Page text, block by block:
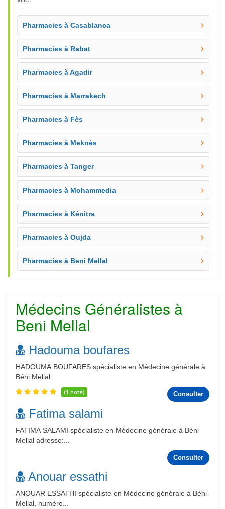
Pharmacies à Casablanca
Pharmacies à Rabat
Pharmacies à Agadir
Pharmacies à Marrakech
Pharmacies à Fès
Pharmacies à Meknès
Pharmacies à Tanger
Pharmacies à Mohammedia
Pharmacies à Kénitra
Pharmacies à Oujda
Pharmacies à Beni Mellal
Médecins Généralistes à
Beni Mellal
Hadouma boufares
HADOUMA BOUFARES spécialiste en Médecine générale à
Béni Mellal...
(1 note) Consulter
Fatima salami
FATIMA SALAMI spécialiste en Médecine générale à Béni
Mellal adresse:...
Consulter
Anouar essathi
ANOUAR ESSATHI spécialiste en Médecine générale à Béni
Mellal, numéro...